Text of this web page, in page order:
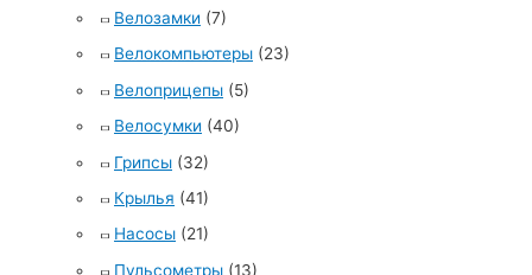
Велозамки (7)
Велокомпьютеры (23)
Велоприцепы (5)
Велосумки (40)
Грипсы (32)
Крылья (41)
Насосы (21)
Пульсометры (13)